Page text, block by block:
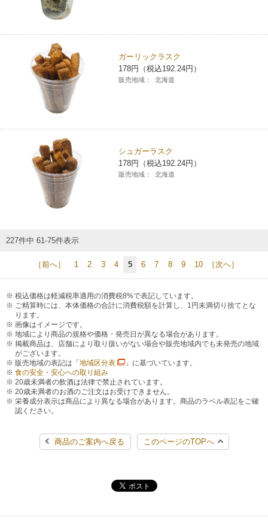
ガーリックラスク
178円（税込192.24円）
販売地域： 北海道
シュガーラスク
178円（税込192.24円）
販売地域： 北海道
227件中 61-75件表示
［前へ］ 1 2 3 4 5 6 7 8 9 10 ［次へ］
税込価格は軽減税率適用の消費税8%で表記しています。
ご精算時には、本体価格の合計に消費税額を計算し、1円未満切り捨てとな
ります。
画像はイメージです。
地域により商品の規格や価格・発売日が異なる場合があります。
掲載商品は、店舗により取り扱いがない場合や販売地域内でも未発売の地域
がございます。
販売地域の表記は「 地域区分表
」に基づいています。
食の安全・安心への取り組み
20歳未満者の飲酒は法律で禁止されています。
20歳未満者のお酒のご注文はお受けできません。
栄養成分表示は商品により異なる場合があります。商品のラベル表記をご確
認ください。
商品のご案内へ戻る このページのTOPへ